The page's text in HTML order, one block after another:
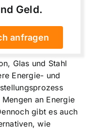
Geld.
anfragen
Glas und Stahl
Energie- und
an Energie
gibt es auch
wie